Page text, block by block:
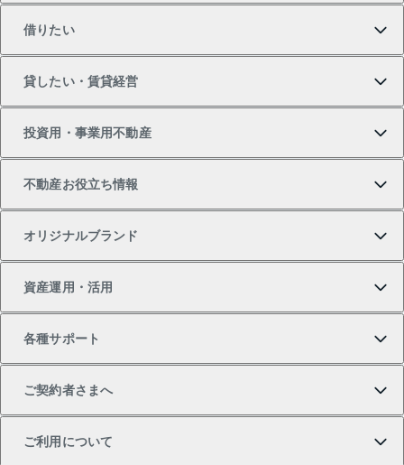
新築・分譲マンションの購入
中古マンションの購入
マンションの売却・査定
一戸建ての売却・査定
借りたい
借りたいTOP
物件を借りる
貸したい・賃貸経営
貸したいTOP
投資用・事業用不動産
不動産お役立ち情報
オリジナルブランド
一棟リノベーションマンション L`GENTE（ルジェン
テ）
投資用一棟レジデンスWELL SQUARE（ウェルスクエ
資産運用・活用
各種サポート
ご契約者さまへ
ご利用について